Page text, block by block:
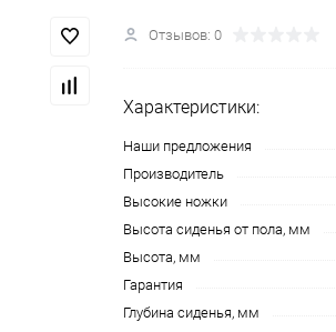
Отзывов: 0
Характеристики:
Наши предложения
Производитель
Высокие ножки
Высота сиденья от пола, мм
Высота, мм
Гарантия
Глубина сиденья, мм